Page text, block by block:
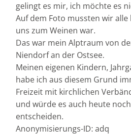
gelingt es mir, ich möchte es
Auf dem Foto mussten wir alle
uns zum Weinen war.
Das war mein Alptraum von
Niendorf an der Ostsee.
Meinen eigenen Kindern,
habe ich aus diesem Grund
Freizeit mit kirchlichen
und würde es auch heute
entscheiden.
Anonymisierungs-ID: adq